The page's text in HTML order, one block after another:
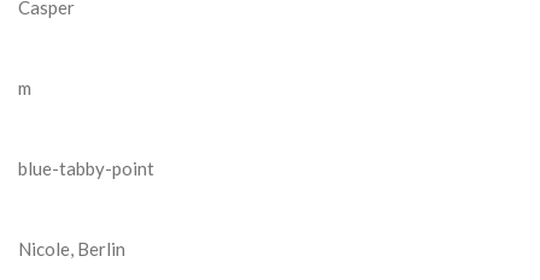
Casper
m
blue-tabby-point
Nicole, Berlin